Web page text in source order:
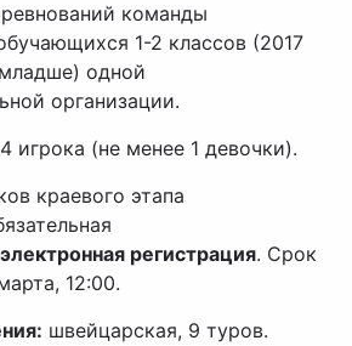
команды
1-2 классов (2017
одной
организации.
игрока (не менее 1 девочки).
краевого этапа
электронная регистрация. Срок
12:00.
швейцарская, 9 туров.